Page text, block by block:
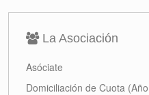
La Asociación
Asóciate
Domiciliación de Cuota